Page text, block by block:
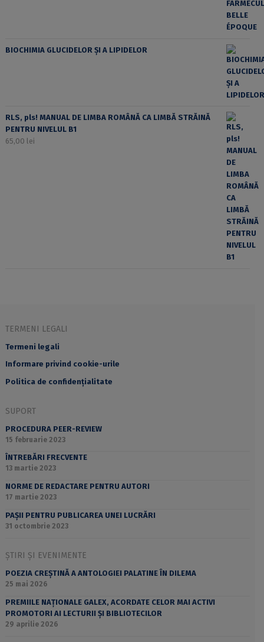
BIOCHIMIA GLUCIDELOR ȘI A LIPIDELOR
RLS, pls! MANUAL DE LIMBA ROMÂNĂ CA LIMBĂ STRĂINĂ
PENTRU NIVELUL B1
65,00 lei
TERMENI LEGALI
Termeni legali
Informare privind cookie-urile
Politica de confidențialitate
SUPORT
PROCEDURA PEER-REVIEW
15 februarie 2023
ÎNTREBĂRI FRECVENTE
13 martie 2023
NORME DE REDACTARE PENTRU AUTORI
17 martie 2023
PAȘII PENTRU PUBLICAREA UNEI LUCRĂRI
31 octombrie 2023
ȘTIRI ȘI EVENIMENTE
POEZIA CREȘTINĂ A ANTOLOGIEI PALATINE ÎN DILEMA
25 mai 2026
PREMIILE NAȚIONALE GALEX, ACORDATE CELOR MAI ACTIVI
PROMOTORI AI LECTURII ȘI BIBLIOTECILOR
29 aprilie 2026